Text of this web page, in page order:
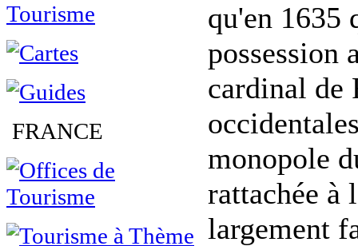
FRANCE
qu'en 1635
possession
cardinal de
monopole
rattachée à
largement